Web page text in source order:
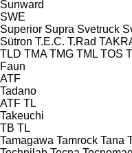
Sunward
SWE
Superior Supra Svetruck
Sütron T.E.C. T.Rad
TLD TMA TMG TML TOS
Faun
ATF
Tadano
ATF TL
Takeuchi
TB TL
Tamagawa Tamrock Tana